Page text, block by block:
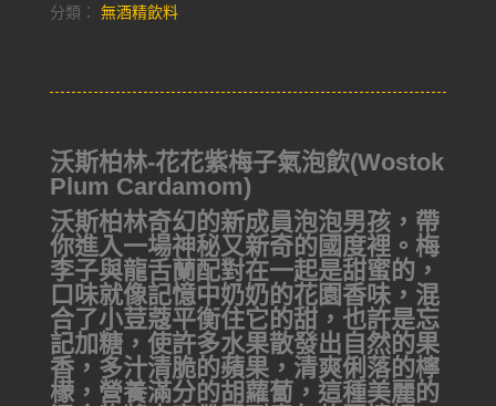
分類： 無酒精飲料
沃斯柏林-花花紫梅子氣泡飲(Wostok
Plum Cardamom)
沃斯柏林奇幻的新成員泡泡男孩，帶
你進入一場神秘又新奇的國度裡。梅
李子與龍舌蘭配對在一起是甜蜜的，
口味就像記憶中奶奶的花園香味，混
合了小荳蔻平衡住它的甜，也許是忘
記加糖，使許多水果散發出自然的果
香，多汁清脆的蘋果，清爽俐落的檸
檬，營養滿分的胡蘿蔔，這種美麗的